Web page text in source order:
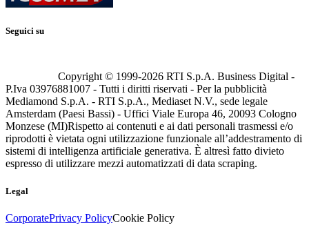
Seguici su
Copyright © 1999-2026 RTI S.p.A. Business Digital -
P.Iva 03976881007 - Tutti i diritti riservati - Per la pubblicità
Mediamond S.p.A. - RTI S.p.A., Mediaset N.V., sede legale
Amsterdam (Paesi Bassi) - Uffici Viale Europa 46, 20093 Cologno
Monzese (MI)Rispetto ai contenuti e ai dati personali trasmessi e/o
riprodotti è vietata ogni utilizzazione funzionale all’addestramento di
sistemi di intelligenza artificiale generativa. È altresì fatto divieto
espresso di utilizzare mezzi automatizzati di data scraping.
Legal
CorporatePrivacy PolicyCookie Policy